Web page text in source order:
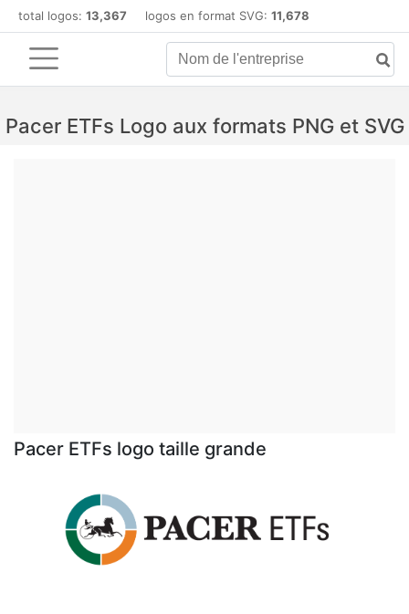
total logos: 13,367 logos en format SVG: 11,678
Pacer ETFs Logo aux formats PNG et SVG
Pacer ETFs logo taille grande